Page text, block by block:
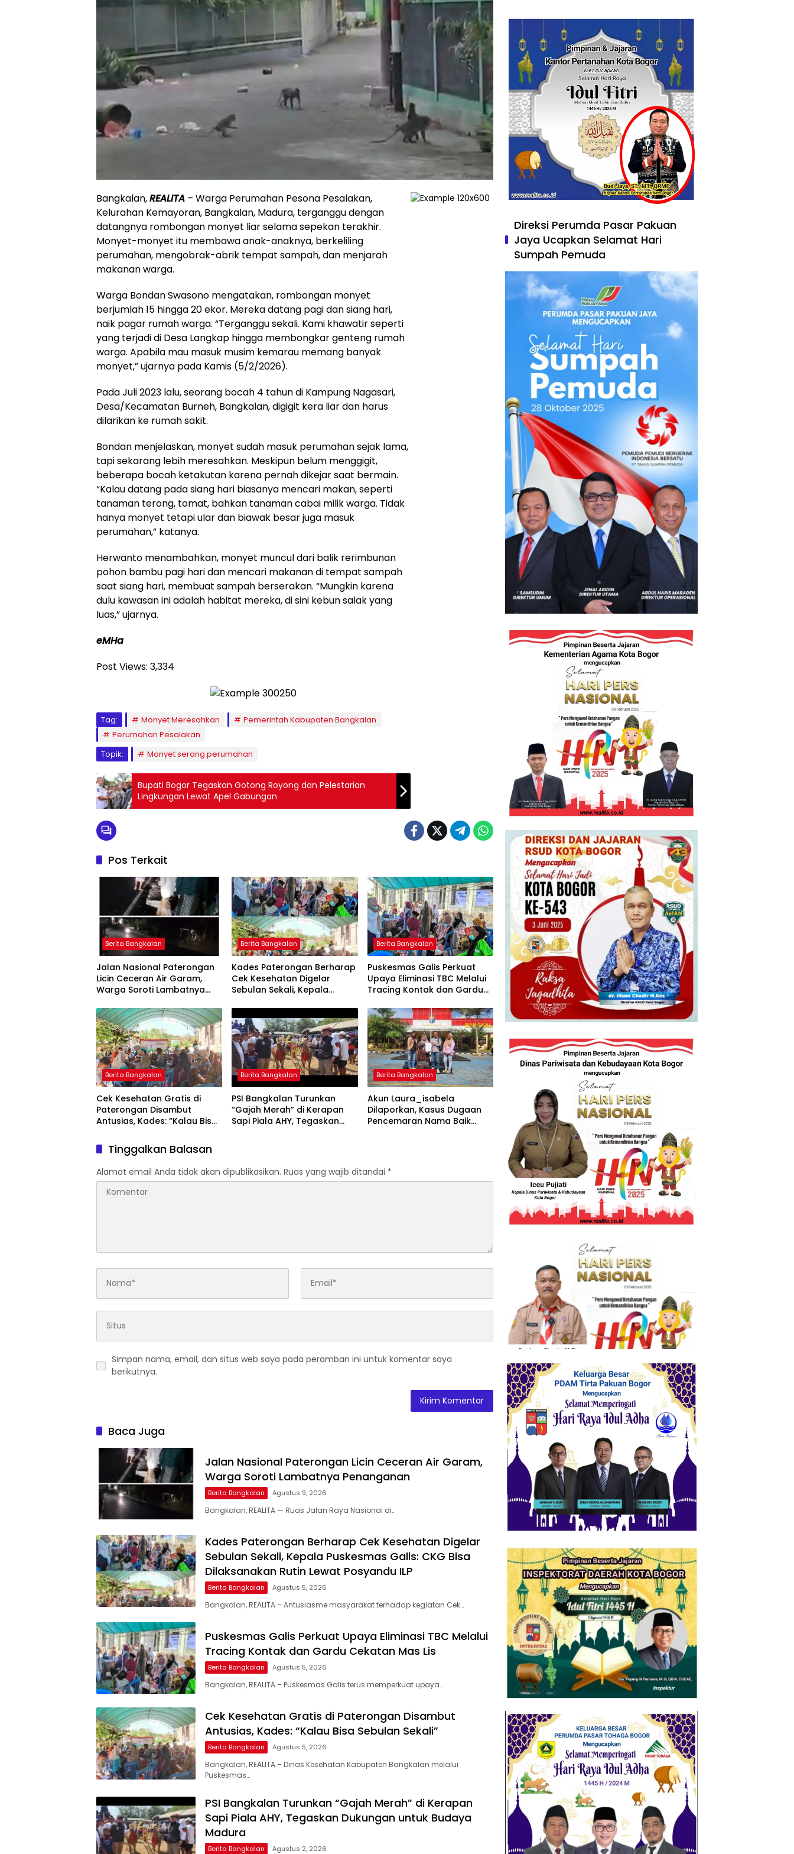
Bangkalan,REALITA – Warga Perumahan Pesona Pesalakan,
Kelurahan Kemayoran, Bangkalan, Madura, terganggu dengan
datangnya rombongan monyet liar selama sepekan terakhir.
Monyet-monyet itu membawa anak-anaknya, berkeliling
perumahan, mengobrak-abrik tempat sampah, dan menjarah
makanan warga.
Warga Bondan Swasono mengatakan, rombongan monyet
berjumlah 15 hingga 20 ekor. Mereka datang pagi dan siang hari,
naik pagar rumah warga. “Terganggu sekali. Kami khawatir seperti
yang terjadi di Desa Langkap hingga membongkar genteng rumah
warga. Apabila mau masuk musim kemarau memang banyak
monyet,” ujarnya pada Kamis (5/2/2026).
Pada Juli 2023 lalu, seorang bocah 4 tahun di Kampung Nagasari,
Desa/Kecamatan Burneh, Bangkalan, digigit kera liar dan harus
dilarikan ke rumah sakit.
Bondan menjelaskan, monyet sudah masuk perumahan sejak lama,
tapi sekarang lebih meresahkan. Meskipun belum menggigit,
beberapa bocah ketakutan karena pernah dikejar saat bermain.
“Kalau datang pada siang hari biasanya mencari makan, seperti
tanaman terong, tomat, bahkan tanaman cabai milik warga. Tidak
hanya monyet tetapi ular dan biawak besar juga masuk
perumahan,” katanya.
Herwanto menambahkan, monyet muncul dari balik rerimbunan
pohon bambu pagi hari dan mencari makanan di tempat sampah
saat siang hari, membuat sampah berserakan. “Mungkin karena
dulu kawasan ini adalah habitat mereka, di sini kebun salak yang
luas,” ujarnya.
eMHa
Post Views: 3,334
Tag: Monyet Meresahkan
Pemerintah Kabupaten Bangkalan
Perumahan Pesalakan
Topik:
Monyet serang perumahan
Bupati Bogor Tegaskan Gotong Royong dan Pelestarian
Lingkungan Lewat Apel Gabungan
Pos Terkait
Berita Bangkalan
Jalan Nasional Paterongan
Licin Ceceran Air Garam,
Warga Soroti Lambatnya
Berita Bangkalan
Kades Paterongan Berharap
Cek Kesehatan Digelar
Sebulan Sekali, Kepala
Dilaksanakan Rutin Lewat
Posyandu ILP
Berita Bangkalan
Puskesmas Galis Perkuat
Upaya Eliminasi TBC Melalui
Tracing Kontak dan Gardu
Berita Bangkalan
Cek Kesehatan Gratis di
Paterongan Disambut
Antusias, Kades: “Kalau Bisa
Berita Bangkalan
PSI Bangkalan Turunkan
“Gajah Merah” di Kerapan
Sapi Piala AHY, Tegaskan
Berita Bangkalan
Akun Laura_isabela
Dilaporkan, Kasus Dugaan
Pencemaran Nama Baik
Tinggalkan Balasan
Alamat email Anda tidak akan dipublikasikan. Ruas yang wajib ditandai *
Simpan nama, email, dan situs web saya pada peramban ini untuk komentar saya
berikutnya.
Baca Juga
Jalan Nasional Paterongan Licin Ceceran Air Garam,
Warga Soroti Lambatnya Penanganan
Berita Bangkalan Agustus 9, 2026
Bangkalan, REALITA — Ruas Jalan Raya Nasional di…
Kades Paterongan Berharap Cek Kesehatan Digelar
Sebulan Sekali, Kepala Puskesmas Galis: CKG Bisa
Dilaksanakan Rutin Lewat Posyandu ILP
Berita Bangkalan Agustus 5, 2026
Bangkalan, REALITA – Antusiasme masyarakat terhadap kegiatan Cek…
Puskesmas Galis Perkuat Upaya Eliminasi TBC Melalui
Tracing Kontak dan Gardu Cekatan Mas Lis
Berita Bangkalan Agustus 5, 2026
Bangkalan, REALITA – Puskesmas Galis terus memperkuat upaya…
Cek Kesehatan Gratis di Paterongan Disambut
Antusias, Kades: “Kalau Bisa Sebulan Sekali”
Berita Bangkalan Agustus 5, 2026
Bangkalan, REALITA – Dinas Kesehatan Kabupaten Bangkalan melalui
Puskesmas…
PSI Bangkalan Turunkan “Gajah Merah” di Kerapan
Sapi Piala AHY, Tegaskan Dukungan untuk Budaya
Madura
Berita Bangkalan Agustus 2, 2026
Direksi Perumda Pasar Pakuan
Jaya Ucapkan Selamat Hari
Sumpah Pemuda